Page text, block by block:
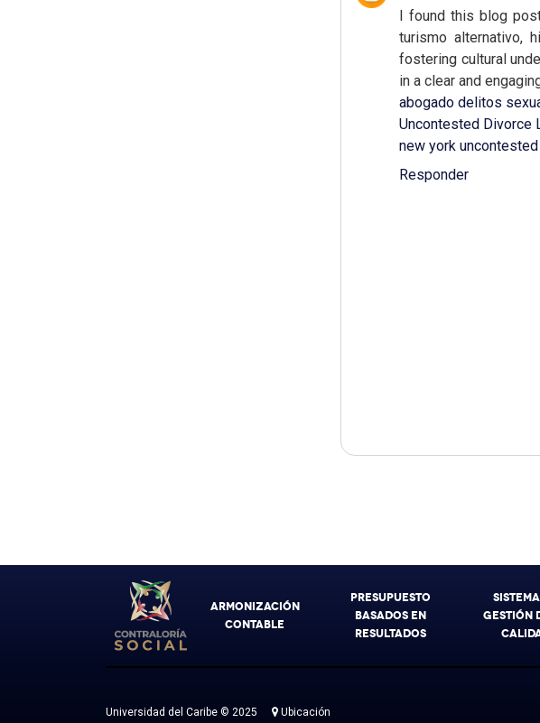
I found this blog
turismo alternativo,
fostering cultural
in a clear and
abogado delitos
Uncontested Divorce
new york
Responder
ARMONIZACIÓN
CONTABLE
PRESUPUESTO
BASADOS EN
RESULTADOS
GESTIÓN
Universidad del Caribe © 2025 Ubicación